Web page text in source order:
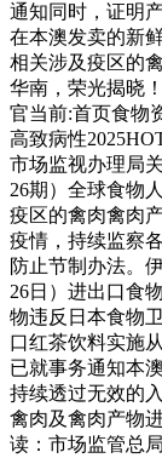
通知同时，证明
在本澳发卖的新
相关涉及疫区的
华南，荣光揭晓
官当前:首页食物
高致病性
市场监视办理局
26期）全球食物
疫区的禽肉禽肉
疫情，持续监察
防止节制办法。
26日）进出口食
物违反日本食物
口红茶饮料实施
已就事务通知本
持续透过无效的
禽肉及禽肉产物
读：市场监管总